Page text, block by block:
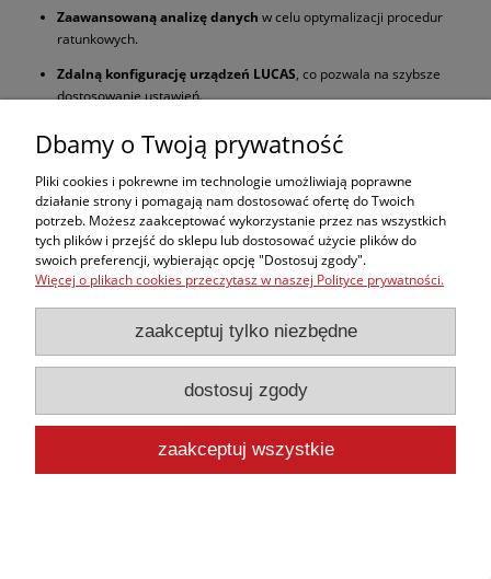
Zaawansowaną analizę danych w celu optymalizacji procedur
ratunkowych.
Zdalną konfigurację urządzeń LUCAS, co pozwala na szybsze
dostosowanie ustawień.
liczy się każda sekunda. Dzięki temu zespoły ratownicze mogą działać
efektywność resuscytacji.
CODE-STAT – analiza jakości RKO i generowanie raportów
CODE-STATto zaawansowane oprogramowanie medyczne, które umożliwia
szczegółową analizę danych resuscytacyjnych. Dzięki niemu zespoły
oraz generować raporty wspierające doskonalenie
procedur ratunkowych.
Najważniejsze funkcje CODE-STAT:
na podstawie zebranych danych.
Generowanie raportów wspierających szkolenia i doskonalenie
Dbamy o Twoją prywatność
Pliki cookies i pokrewne im technologie umożliwiają poprawne
działanie strony i pomagają nam dostosować ofertę do Twoich
potrzeb. Możesz zaakceptować wykorzystanie przez nas wszystkich
tych plików i przejść do sklepu lub dostosować użycie plików do
swoich preferencji, wybierając opcję "Dostosuj zgody".
Więcej o plikach cookies przeczytasz w naszej Polityce prywatności.
zaakceptuj tylko niezbędne
dostosuj zgody
zaakceptuj wszystkie